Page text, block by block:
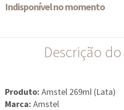
Indisponível no momento
Descrição
Produto: Amstel 269ml (Lata)
Marca: Amstel